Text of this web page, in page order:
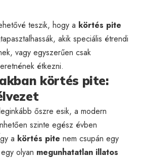
teszik, hogy a körtés pite
akik speciális étrendi
vagy egyszerűen csak
étkezni.
körtés pite:
őszre esik, a modern
szinte egész évben
a körtés pite nem csupán egy
olyan megunhatatlan illatos